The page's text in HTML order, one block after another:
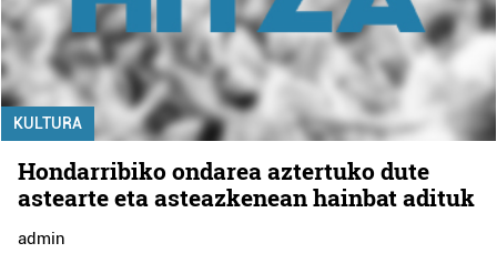
KULTURA
Hondarribiko ondarea aztertuko dute
astearte eta asteazkenean hainbat adituk
admin